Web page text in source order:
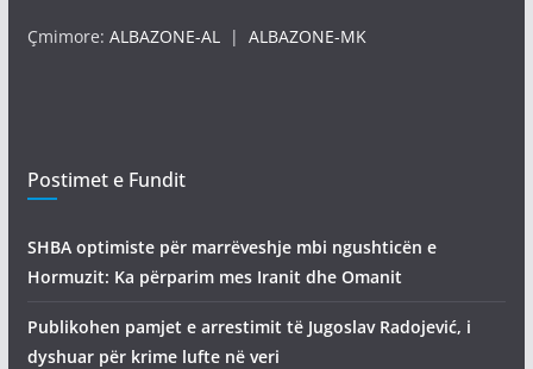
Çmimore: ALBAZONE-AL | ALBAZONE-MK
Postimet e Fundit
SHBA optimiste për marrëveshje mbi ngushticën e
Hormuzit: Ka përparim mes Iranit dhe Omanit
Publikohen pamjet e arrestimit të Jugoslav Radojević, i
dyshuar për krime lufte në veri